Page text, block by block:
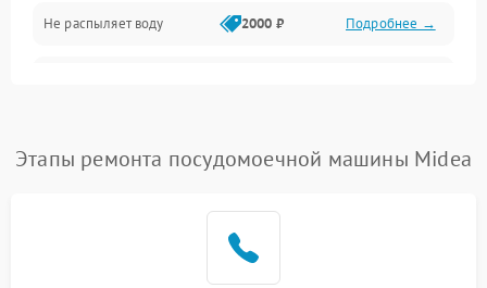
Программное обеспечение
Не распыляет воду 2000 ₽ Подробнее →
воды
1800 ₽ Подробнее →
Этапы ремонта посудомоечной машины Midea